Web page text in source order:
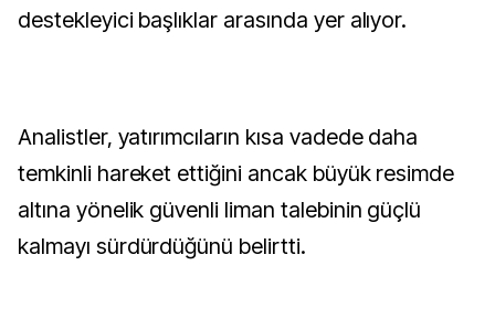
destekleyici başlıklar arasında yer alıyor.
Analistler, yatırımcıların kısa vadede daha
temkinli hareket ettiğini ancak büyük resimde
altına yönelik güvenli liman talebinin güçlü
kalmayı sürdürdüğünü belirtti.